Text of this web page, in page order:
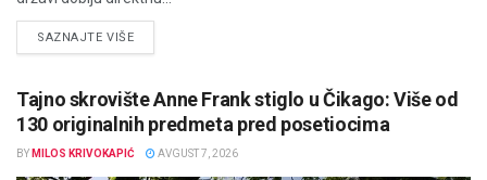
SAZNAJTE VIŠEDETAILS
Tajno skrovište Anne Frank stiglo u Čikago: Više od
130 originalnih predmeta pred posetiocima
BY MILOS KRIVOKAPIĆ AVGUST 7, 2026